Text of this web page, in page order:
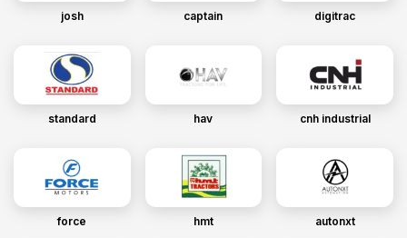
josh captain digitrac
standard hav cnh industrial
force hmt autonxt